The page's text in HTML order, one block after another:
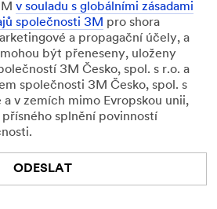
v souladu s globálními zásadami
společnosti 3M pro shora
a propagační účely, a
být přeneseny, uloženy
3M Česko, spol. s r.o. a
společnosti 3M Česko, spol. s
v zemích mimo Evropskou unii,
splnění povinností
ODESLAT